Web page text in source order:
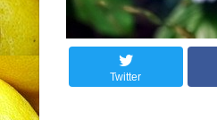
Twitter